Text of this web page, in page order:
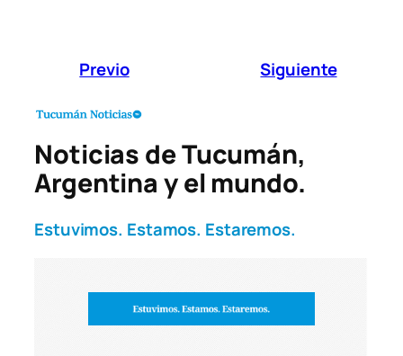
Previo Siguiente
Noticias de Tucumán,
Argentina y el mundo.
Estuvimos. Estamos. Estaremos.